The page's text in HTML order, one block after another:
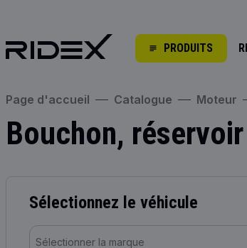
PRODUITS
Page d'accueil Catalogue Moteur
Bouchon,
Sélectionnez le véhicule
Sélectionner la marque